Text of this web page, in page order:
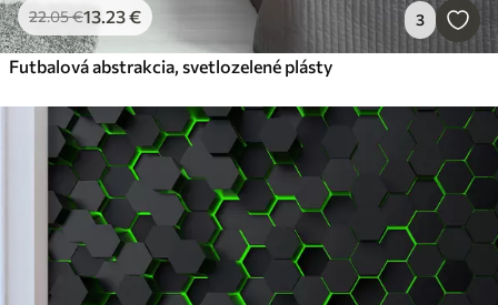
22.05€13.23€ 3
Futbalová abstrakcia, svetlozelené plásty